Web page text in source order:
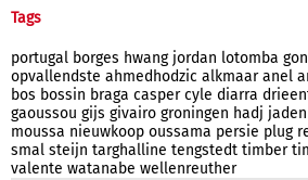
Tags
portugal borges hwang jordan lotomba
opvallendste ahmedhodzic alkmaar anel
bos bossin braga casper cyle diarra
gaoussou gijs givairo groningen hadj jaden
moussa nieuwkoop oussama persie plug
smal steijn targhalline tengstedt timber
valente watanabe wellenreuther